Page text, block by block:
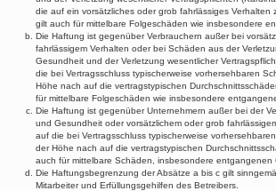
die auf ein vorsätzliches oder grob fahrlässiges Verhalten
gilt auch für mittelbare Folgeschäden wie insbesondere
Die Haftung ist gegenüber Verbrauchern außer bei
fahrlässigem Verhalten oder bei Schäden aus der
Gesundheit und der Verletzung wesentlicher
die bei Vertragsschluss typischerweise vorhersehbaren
Höhe nach auf die vertragstypischen
für mittelbare Folgeschäden wie insbesondere
Die Haftung ist gegenüber Unternehmern außer bei der
und Gesundheit oder vorsätzlichem oder grob
auf die bei Vertragsschluss typischerweise
der Höhe nach auf die vertragstypischen
auch für mittelbare Schäden, insbesondere entgangenen
Die Haftungsbegrenzung der Absätze a bis c gilt
Mitarbeiter und Erfüllungsgehilfen des Betreibers.